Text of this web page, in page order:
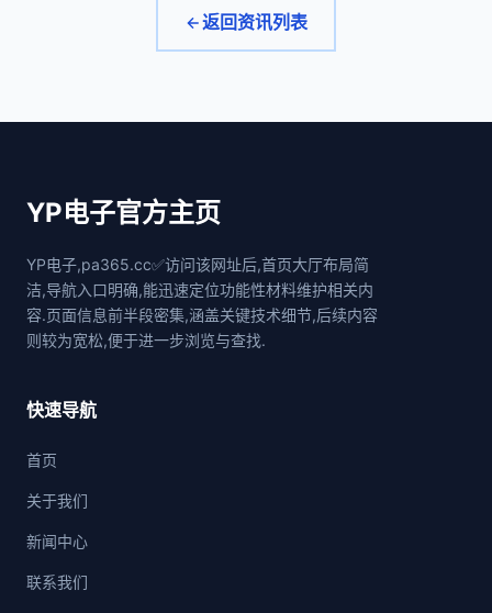
返回资讯列表
YP电子官方主页
YP电子,pa365.cc✅访问该网址后,首页大厅布局简
洁,导航入口明确,能迅速定位功能性材料维护相关内
容.页面信息前半段密集,涵盖关键技术细节,后续内容
则较为宽松,便于进一步浏览与查找.
快速导航
首页
关于我们
新闻中心
联系我们